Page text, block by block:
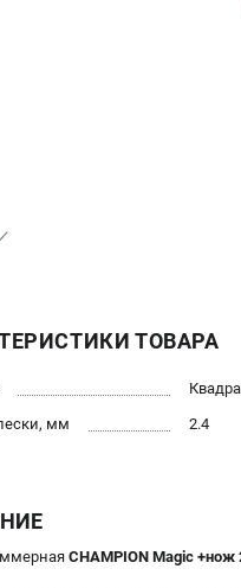
ТОВАРА
мм
2.4
CHAMPION Magic +нож